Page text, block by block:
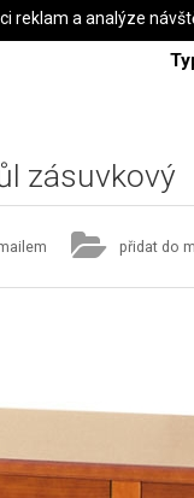
zásuvkový
přidat do
reklam a analýze